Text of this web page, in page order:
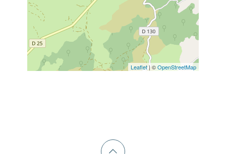
Leaflet| ©OpenStreetMap